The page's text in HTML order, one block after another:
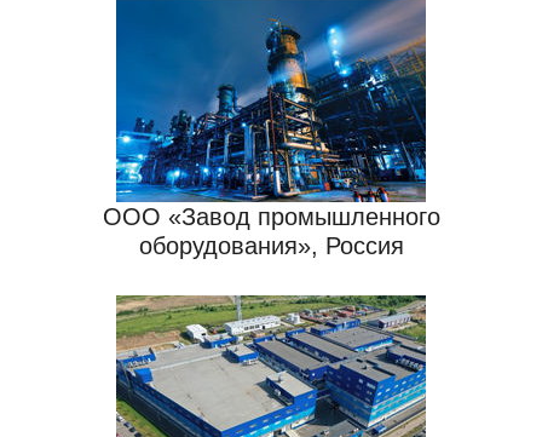
ООО «Завод промышленного
оборудования», Россия